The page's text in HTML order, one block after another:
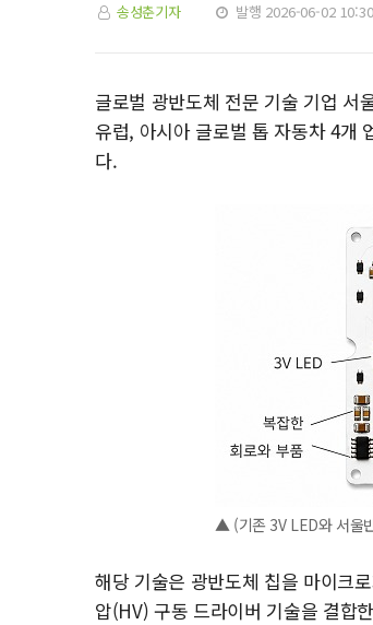
송성춘기자 발행 2026-06-02 10:30
글로벌 광반도체 전문 기술 기업 서
유럽, 아시아 글로벌 톱 자동차 4개
다.
▲ (기존 3V LED와 서울
해당 기술은 광반도체 칩을 마이크
압(HV) 구동 드라이버 기술을 결합